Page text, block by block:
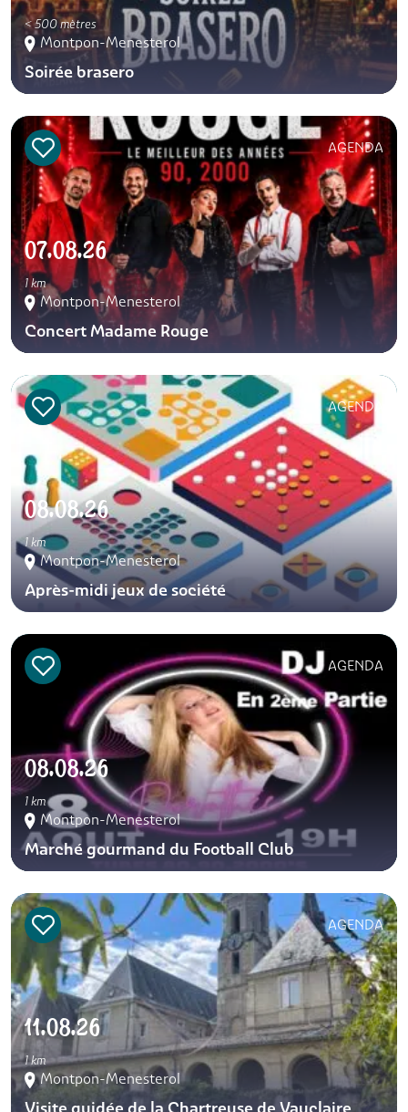
< 500 mètres
Montpon-Menesterol
Soirée brasero
AGENDA
07.08.26
1 km
Montpon-Menesterol
Concert Madame Rouge
AGENDA
08.08.26
1 km
Montpon-Menesterol
Après-midi jeux de société
AGENDA
08.08.26
1 km
Montpon-Menesterol
Marché gourmand du Football Club
AGENDA
11.08.26
1 km
Montpon-Menesterol
Visite guidée de la Chartreuse de Vauclaire